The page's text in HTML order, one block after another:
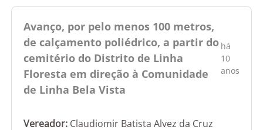
Avanço, por pelo menos 100 metros,
de calçamento poliédrico, a partir do
cemitério do Distrito de Linha
Floresta em direção à Comunidade
de Linha Bela Vista
há
10
anos
Vereador: Claudiomir Batista Alvez da Cruz